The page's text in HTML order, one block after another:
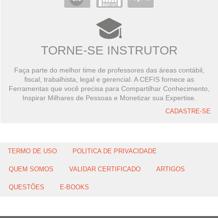
TORNE-SE INSTRUTOR
Faça parte do melhor time de professores das áreas contábil,
fiscal, trabalhista, legal e gerencial. A CEFIS fornece as
Ferramentas que você precisa para Compartilhar Conhecimento,
Inspirar Milhares de Pessoas e Monetizar sua Expertise.
CADASTRE-SE
TERMO DE USO POLITICA DE PRIVACIDADE
QUEM SOMOS VALIDAR CERTIFICADO ARTIGOS
QUESTÕES E-BOOKS